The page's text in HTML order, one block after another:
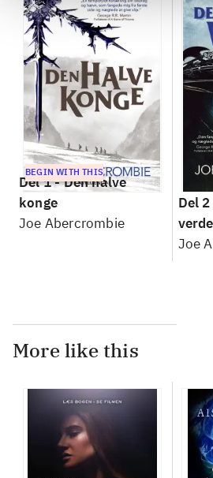
BEGIN WITH THIS
Del 1 -Den halve
konge
Joe Abercrombie
Del
Joe
More like this